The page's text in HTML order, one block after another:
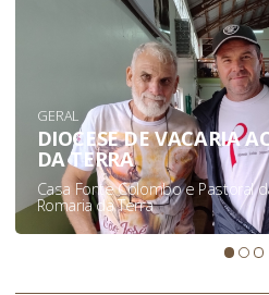
GERAL
DIOCESE DE VACARIA
DA TERRA
Casa Fonte Colombo e Pastoral
Romaria da Terra